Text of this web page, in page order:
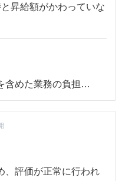
昇給額がかわっていな
含めた業務の負担…
、評価が正常に行われ